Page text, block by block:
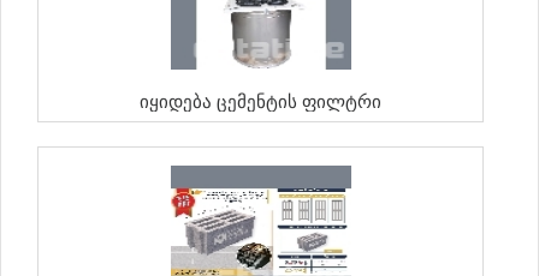
Იყიდება Ცემენტის Ფილტრი